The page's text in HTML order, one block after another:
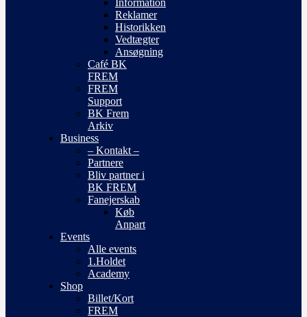
Information
Reklamer
Historikken
Vedtægter
Ansøgning
Café BK
FREM
FREM
Support
BK Frem
Arkiv
Business
– Kontakt –
Partnere
Bliv partner i
BK FREM
Fanejerskab
Køb
Anpart
Events
Alle events
1.Holdet
Academy
Shop
Billet/Kort
FREM